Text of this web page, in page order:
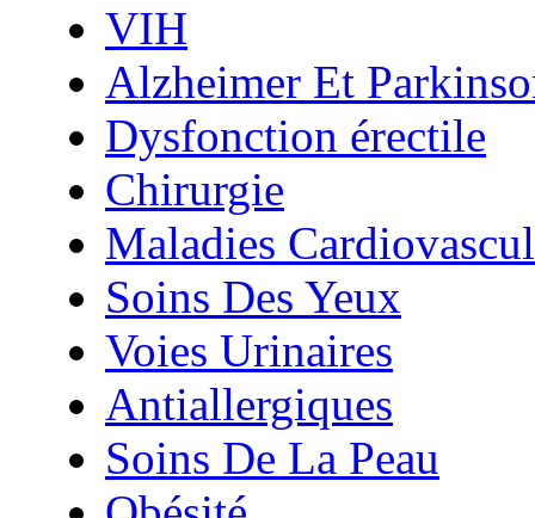
VIH
Alzheimer Et
Dysfonction érectile
Chirurgie
Maladies
Soins Des Yeux
Voies Urinaires
Antiallergiques
Soins De La Peau